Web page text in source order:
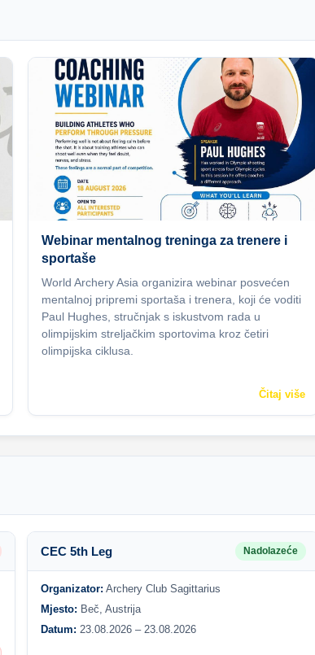
Webinar mentalnog treninga za trenere i
sportaše
World Archery Asia organizira webinar posvećen
mentalnoj pripremi sportaša i trenera, koji će voditi
Paul Hughes, stručnjak s iskustvom rada u
olimpijskim streljačkim sportovima kroz četiri
olimpijska ciklusa.
Čitaj više
CEC 5th Leg Nadolazeće
Organizator: Archery Club Sagittarius
Mjesto: Beč, Austrija
Datum: 23.08.2026 – 23.08.2026